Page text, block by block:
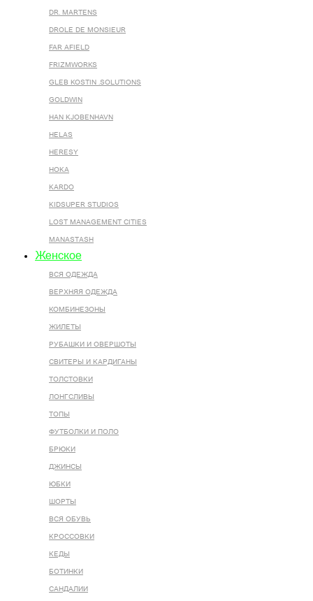
DR. MARTENS
DROLE DE MONSIEUR
FAR AFIELD
FRIZMWORKS
GLEB KOSTIN .SOLUTIONS
GOLDWIN
HAN KJOBENHAVN
HELAS
HERESY
HOKA
KARDO
KIDSUPER STUDIOS
LOST MANAGEMENT CITIES
MANASTASH
Женское
ВСЯ ОДЕЖДА
ВЕРХНЯЯ ОДЕЖДА
КОМБИНЕЗОНЫ
ЖИЛЕТЫ
РУБАШКИ И ОВЕРШОТЫ
СВИТЕРЫ И КАРДИГАНЫ
ТОЛСТОВКИ
ЛОНГСЛИВЫ
ТОПЫ
ФУТБОЛКИ И ПОЛО
БРЮКИ
ДЖИНСЫ
ЮБКИ
ШОРТЫ
ВСЯ ОБУВЬ
КРОССОВКИ
КЕДЫ
БОТИНКИ
САНДАЛИИ